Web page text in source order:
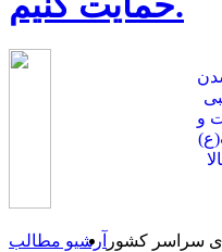
و
آرشیو مطالب سراسر کشور